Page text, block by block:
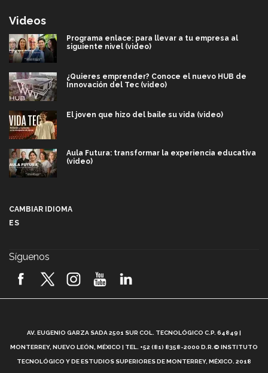
Videos
Programa enlace: para llevar a tu empresa al
siguiente nivel (video)
¿Quieres emprender? Conoce el nuevo HUB de
Innovación del Tec (video)
El joven que hizo del baile su vida (video)
Aula Futura: transformar la experiencia educativa
(video)
2026! (video)
¿Cómo es el Modelo Educativo Tec? (video)
CAMBIAR IDIOMA
ES
Síguenos
AV. EUGENIO GARZA SADA 2501 SUR COL. TECNOLÓGICO C.P. 64849 |
MONTERREY, NUEVO LEÓN, MÉXICO | TEL. +52 (81) 8358-2000 D.R.© INSTITUTO
TECNOLÓGICO Y DE ESTUDIOS SUPERIORES DE MONTERREY, MÉXICO. 2018